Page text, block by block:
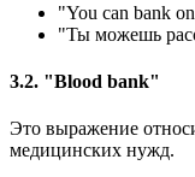
"You can bank
"Ты можешь
3.2. "Blood bank"
Это выражение
медицинских нужд.